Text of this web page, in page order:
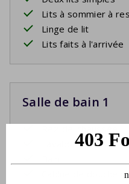
Lits à sommier à
Linge de lit
Lits faits à l'arrivée
Salle de bain 1
Cabine de douche